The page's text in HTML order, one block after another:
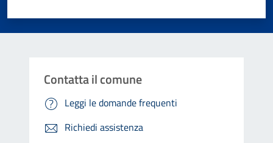
Contatta il comune
Leggi le domande frequenti
Richiedi assistenza